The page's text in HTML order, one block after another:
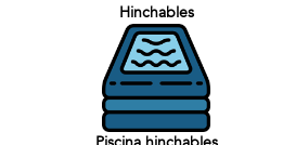
Hinchables